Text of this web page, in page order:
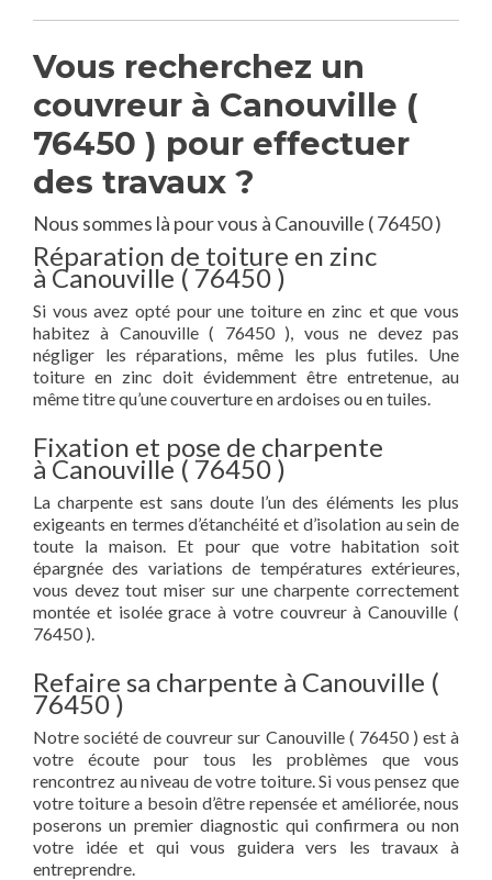
Vous recherchez un
couvreur à Canouville (
76450 ) pour effectuer
des travaux ?
Nous sommes là pour vous à Canouville ( 76450 )
Réparation de toiture en zinc
à Canouville ( 76450 )
Si vous avez opté pour une toiture en zinc et que vous
habitez à Canouville ( 76450 ), vous ne devez pas
négliger les réparations, même les plus futiles. Une
toiture en zinc doit évidemment être entretenue, au
même titre qu’une couverture en ardoises ou en tuiles.
Fixation et pose de charpente
à Canouville ( 76450 )
La charpente est sans doute l’un des éléments les plus
exigeants en termes d’étanchéité et d’isolation au sein de
toute la maison. Et pour que votre habitation soit
épargnée des variations de températures extérieures,
vous devez tout miser sur une charpente correctement
montée et isolée grace à votre couvreur à Canouville (
76450 ).
Refaire sa charpente à Canouville (
76450 )
Notre société de couvreur sur Canouville ( 76450 ) est à
votre écoute pour tous les problèmes que vous
rencontrez au niveau de votre toiture. Si vous pensez que
votre toiture a besoin d’être repensée et améliorée, nous
poserons un premier diagnostic qui confirmera ou non
votre idée et qui vous guidera vers les travaux à
entreprendre.